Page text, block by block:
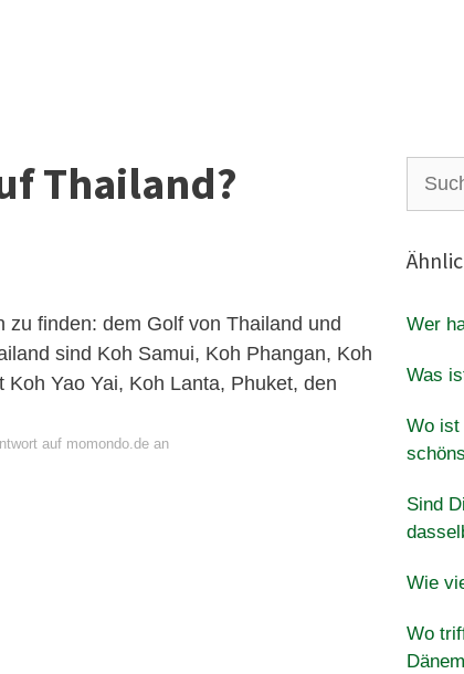
Thailand?
finden: dem Golf von Thailand und
sind Koh Samui, Koh Phangan, Koh
Yao Yai, Koh Lanta, Phuket, den
auf momondo.de an
nach:
Wer
Was
Wo ist
Sind
Wie
Wo